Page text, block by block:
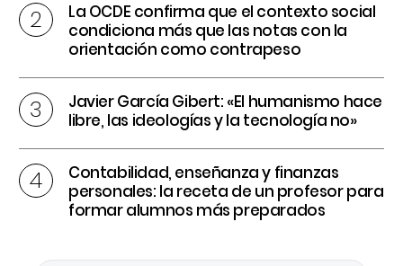
La OCDE confirma que el contexto social
condiciona más que las notas con la
orientación como contrapeso
Javier García Gibert: «El humanismo hace
libre, las ideologías y la tecnología no»
Contabilidad, enseñanza y finanzas
personales: la receta de un profesor para
formar alumnos más preparados